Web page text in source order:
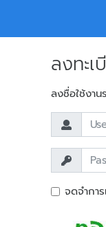
ลงทะเ
ลงชื่อใช้งาน
จดจำกา